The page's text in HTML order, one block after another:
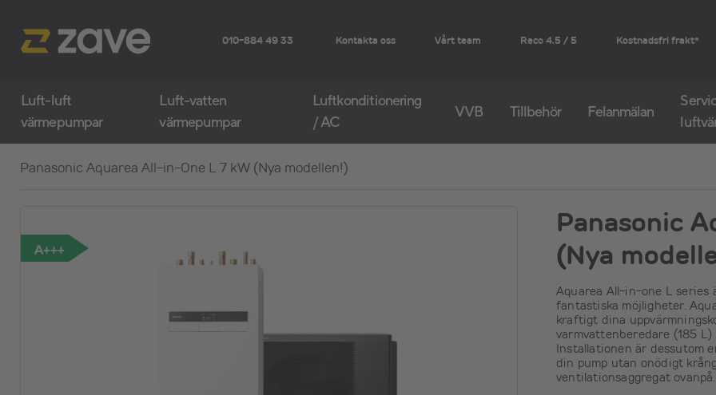
010-884 49 33 Kontakta oss Vårt team Reco 4.5 / 5 Kostnadsfri frakt*
Luft-luft
värmepumpar
Luft-vatten
värmepumpar
Luftkonditionering
/ AC
VVB Tillbehör Felanmälan
Panasonic Aquarea All-in-One L 7 kW (Nya modellen!)
A+++
Panasonic
(Nya
Aquarea All-in-one L series
fantastiska möjligheter.
kraftigt dina
varmvattenberedare (185
Installationen är dessutom
din pump utan onödigt
ventilationsaggregat ovanpå.